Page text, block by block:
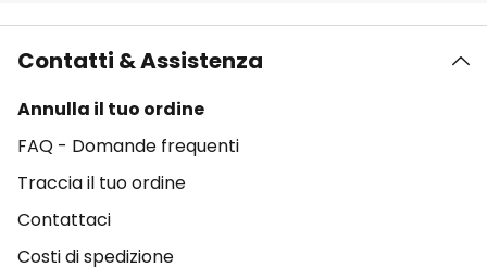
Contatti & Assistenza
Annulla il tuo ordine
FAQ - Domande frequenti
Traccia il tuo ordine
Contattaci
Costi di spedizione